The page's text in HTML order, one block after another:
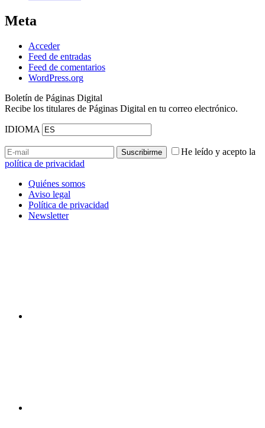
Meta
Acceder
Feed de entradas
Feed de comentarios
WordPress.org
Boletín de Páginas Digital
Recibe los titulares de Páginas Digital en tu correo electrónico.
IDIOMA
He leído y acepto la
política de privacidad
Quiénes somos
Aviso legal
Política de privacidad
Newsletter